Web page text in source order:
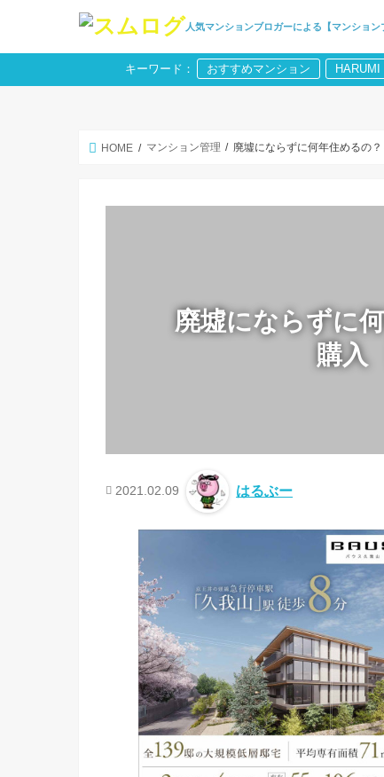
人気マンションブロガーによる【マンション
キーワード： おすすめマンション
HOME マンション管理 廃墟にならずに何年住めるの
廃墟にならずに
購入
2021.02.09 はるぶー